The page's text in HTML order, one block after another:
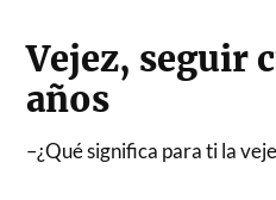
Vejez, seguir
años
–¿Qué significa para ti la